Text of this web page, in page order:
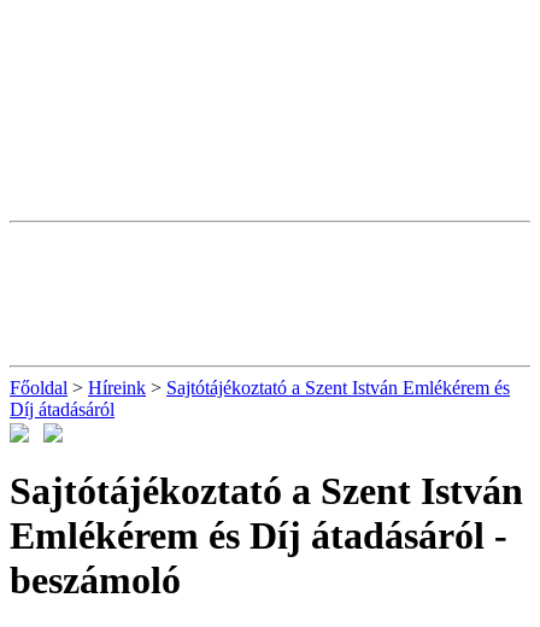
Főoldal > Híreink > Sajtótájékoztató a Szent István Emlékérem és
Díj átadásáról
Sajtótájékoztató a Szent István
Emlékérem és Díj átadásáról -
beszámoló